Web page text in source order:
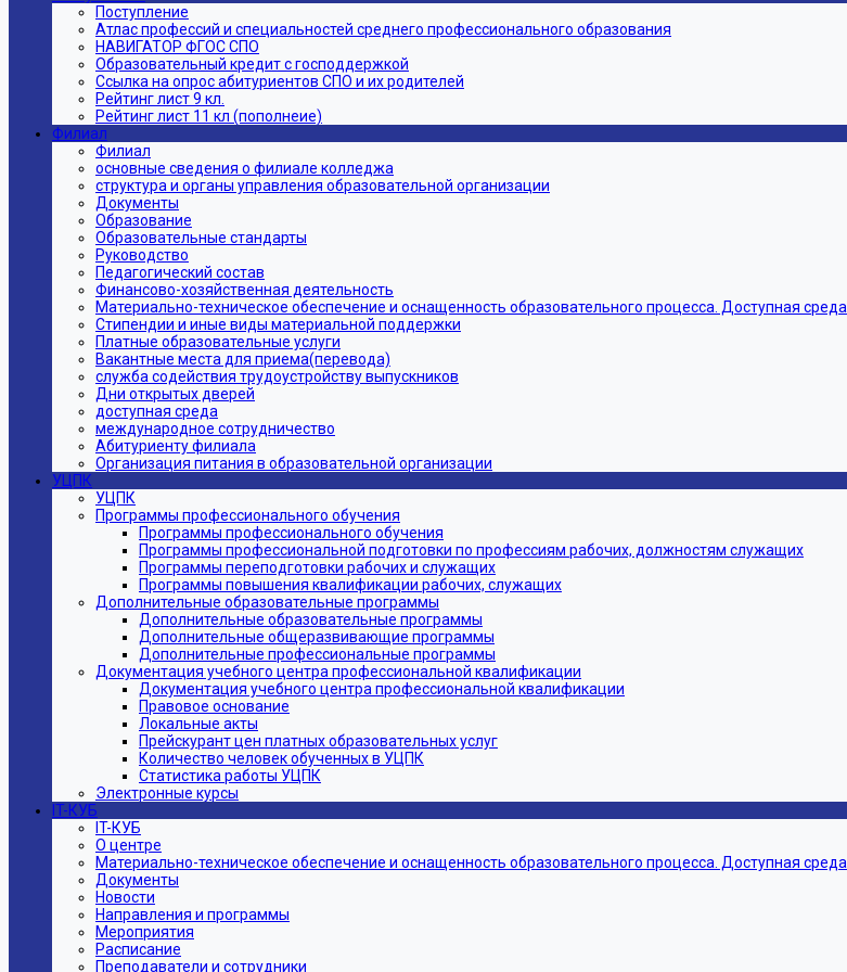
Поступление
Атлас профессий и специальностей среднего профессионального образования
НАВИГАТОР ФГОС СПО
Образовательный кредит с господдержкой
Ссылка на опрос абитуриентов СПО и их родителей
Рейтинг лист 9 кл.
Рейтинг лист 11 кл (пополнеие)
Филиал
Филиал
основные сведения о филиале колледжа
структура и органы управления образовательной организации
Документы
Образование
Образовательные стандарты
Руководство
Педагогический состав
Финансово-хозяйственная деятельность
Материально-техническое обеспечение и оснащенность образовательного процесса. Доступная среда
Стипендии и иные виды материальной поддержки
Платные образовательные услуги
Вакантные места для приема(перевода)
служба содействия трудоустройству выпускников
Дни открытых дверей
доступная среда
международное сотрудничество
Абитуриенту филиала
Организация питания в образовательной организации
УЦПК
УЦПК
Программы профессионального обучения
Программы профессионального обучения
Программы профессиональной подготовки по профессиям рабочих, должностям служащих
Программы переподготовки рабочих и служащих
Программы повышения квалификации рабочих, служащих
Дополнительные образовательные программы
Дополнительные образовательные программы
Дополнительные общеразвивающие программы
Дополнительные профессиональные программы
Документация учебного центра профессиональной квалификации
Документация учебного центра профессиональной квалификации
Правовое основание
Локальные акты
Прейскурант цен платных образовательных услуг
Количество человек обученных в УЦПК
Статистика работы УЦПК
Электронные курсы
IT-КУБ
IT-КУБ
О центре
Материально-техническое обеспечение и оснащенность образовательного процесса. Доступная среда
Документы
Новости
Направления и программы
Мероприятия
Расписание
Преподаватели и сотрудники